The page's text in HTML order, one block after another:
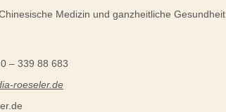
Medizin und ganzheitliche Gesundheit
– 339 88 683
roeseler.de